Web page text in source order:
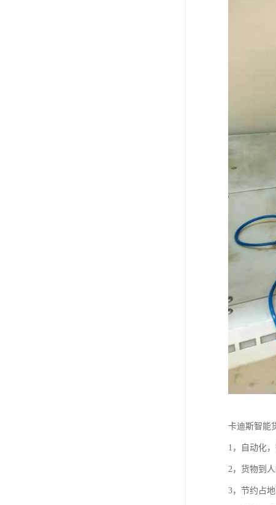
卡迪斯智能
1，自动化
2，货物到
3，节约占